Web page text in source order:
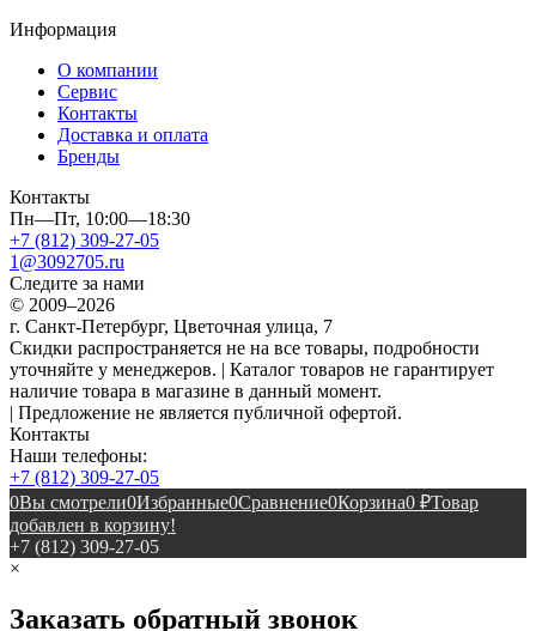
Информация
О компании
Сервис
Контакты
Доставка и оплата
Бренды
Контакты
Пн—Пт, 10:00—18:30
+7 (812) 309-27-05
1@3092705.ru
Следите за нами
© 2009–2026
г. Санкт-Петербург, Цветочная улица, 7
Скидки распространяется не на все товары, подробности
уточняйте у менеджеров. | Каталог товаров не гарантирует
наличие товара в магазине в данный момент.
| Предложение не является публичной офертой.
Контакты
Наши телефоны:
+7 (812) 309-27-05
0Вы смотрели0Избранные0Сравнение0Корзина0 ₽Товар
добавлен в корзину!
+7 (812) 309-27-05
×
Заказать обратный звонок